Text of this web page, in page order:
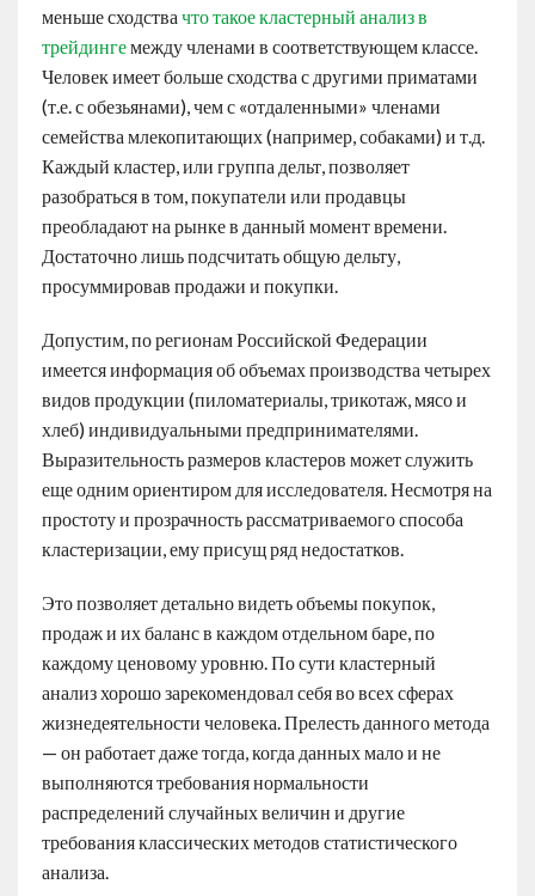
меньше сходства что такое кластерный анализ в
трейдингемежду членами в соответствующем классе.
Человек имеет больше сходства с другими приматами
(т.е. с обезьянами), чем с «отдаленными» членами
семейства млекопитающих (например, собаками) и т.д.
Каждый кластер, или группа дельт, позволяет
разобраться в том, покупатели или продавцы
преобладают на рынке в данный момент времени.
Достаточно лишь подсчитать общую дельту,
просуммировав продажи и покупки.
Допустим, по регионам Российской Федерации
имеется информация об объемах производства четырех
видов продукции (пиломатериалы, трикотаж, мясо и
хлеб) индивидуальными предпринимателями.
Выразительность размеров кластеров может служить
еще одним ориентиром для исследователя. Несмотря на
простоту и прозрачность рассматриваемого способа
кластеризации, ему присущ ряд недостатков.
Это позволяет детально видеть объемы покупок,
продаж и их баланс в каждом отдельном баре, по
каждому ценовому уровню. По сути кластерный
анализ хорошо зарекомендовал себя во всех сферах
жизнедеятельности человека. Прелесть данного метода
— он работает даже тогда, когда данных мало и не
выполняются требования нормальности
распределений случайных величин и другие
требования классических методов статистического
анализа.